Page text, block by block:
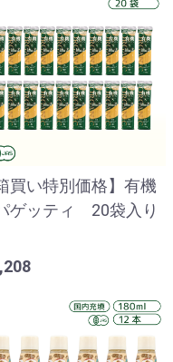
買い特別価格】有機
ゲッティ 20袋入り